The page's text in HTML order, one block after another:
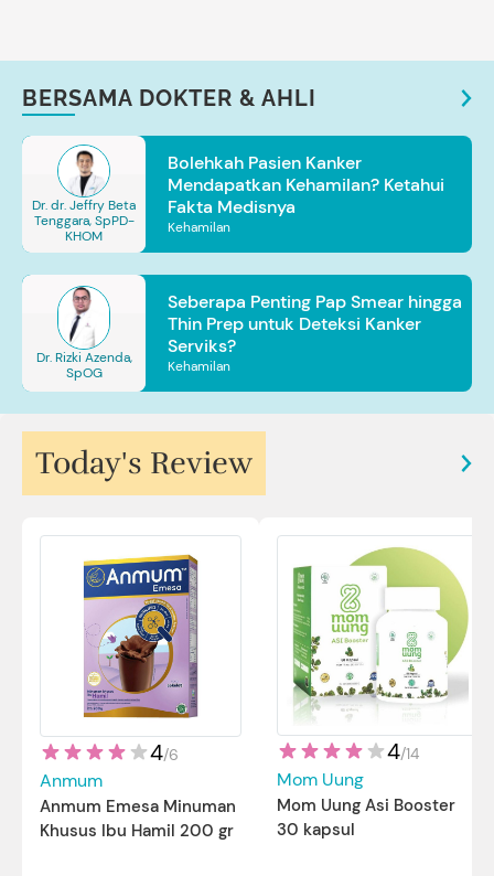
BERSAMA DOKTER & AHLI
Dr. dr. Jeffry Beta
Tenggara, SpPD-
KHOM
Bolehkah Pasien Kanker
Mendapatkan Kehamilan? Ketahui
Fakta Medisnya
Kehamilan
Dr. Rizki Azenda,
SpOG
Seberapa Penting Pap Smear hingga
Thin Prep untuk Deteksi Kanker
Serviks?
Kehamilan
Today's Review
4/6
Anmum
Anmum Emesa Minuman
Khusus Ibu Hamil 200 gr
4/14
Mom Uung
Mom Uung Asi Booster
30 kapsul